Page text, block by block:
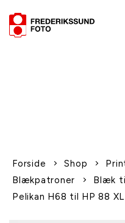
Forside Shop
Blækpatroner
Blæk
Pelikan H68 til HP 88